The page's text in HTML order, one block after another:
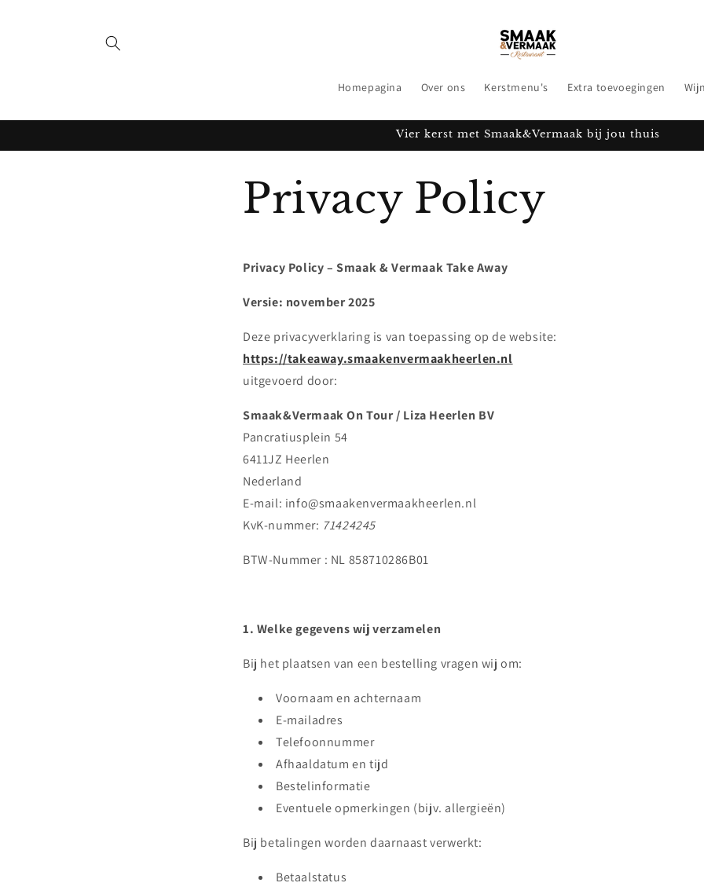
Homepagina Over ons Kerstmenu's Extra toevoegingen
Vier kerst met Smaak&Vermaak bij jou thuis
Privacy Policy
Privacy Policy – Smaak & Vermaak Take Away
Versie: november 2025
Deze privacyverklaring is van toepassing op de website:
https://takeaway.smaakenvermaakheerlen.nl
uitgevoerd door:
Smaak&Vermaak On Tour / Liza Heerlen BV
Pancratiusplein 54
6411JZ Heerlen
Nederland
E-mail: info@smaakenvermaakheerlen.nl
KvK-nummer: 71424245
BTW-Nummer : NL 858710286B01
1. Welke gegevens wij verzamelen
Bij het plaatsen van een bestelling vragen wij om:
Voornaam en achternaam
E-mailadres
Telefoonnummer
Afhaaldatum en tijd
Bestelinformatie
Eventuele opmerkingen (bijv. allergieën)
Bij betalingen worden daarnaast verwerkt:
Betaalstatus